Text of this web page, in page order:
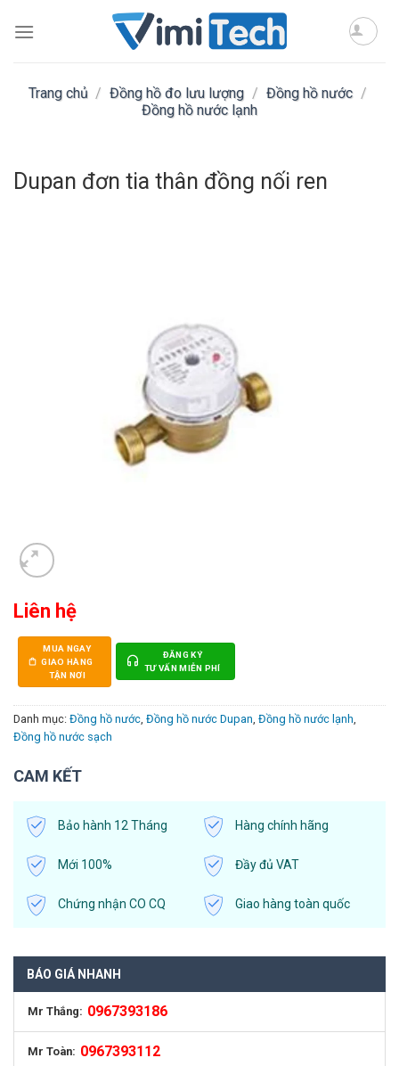
Trang chủ / Đồng hồ đo lưu lượng / Đồng hồ nước /
Đồng hồ nước lạnh
Dupan đơn tia thân đồng nối ren
Liên hệ
MUA NGAY
GIAO HÀNG
TẬN NƠI
ĐĂNG KÝ
TƯ VẤN MIỄN PHÍ
Danh mục: Đồng hồ nước, Đồng hồ nước Dupan, Đồng hồ nước lạnh,
Đồng hồ nước sạch
CAM KẾT
Bảo hành 12 Tháng Hàng chính hãng
Mới 100% Đầy đủ VAT
Chứng nhận CO CQ Giao hàng toàn quốc
BÁO GIÁ NHANH
Mr Thắng: 0967393186
Mr Toàn: 0967393112